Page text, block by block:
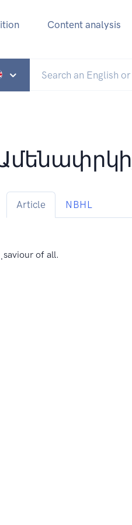
Content analysis
Article NBHL
saviour of all.